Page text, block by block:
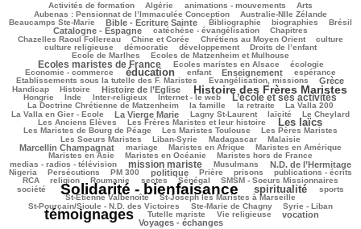
Activités de formation Algérie animations - mouvements Arts
Aubenas : Pensionnat de l’Immaculée Conception
54/2447 Australie-Nlle Zélande
73/2447
Beaucamps Ste-Marie
529/2447 Bible - Ecriture Sainte
39/2447 Bibliographie
428/2447 biographies
105/2447 Brésil
713/2447
Catalogne - Espagne catéchèse - évangélisation Chapitres
Chazelles Raoul Follereau
99/2447 Chine et Corée
245/2447 Chrétiens au Moyen Orient
288/2447 culture
30/2447
culture religieuse
démocratie développement Droits de l’enfant
Ecole de Marlhes
Ecoles de Matzenheim et Mulhouse
Ecoles maristes de France
179/2447 Ecoles maristes en Alsace
357/2447 écologie
112/2447
Economie - commerce
1296/2447 éducation
117/2447 enfant
636/2447 Enseignement
180/2447 espérance
65/2447
Etablissements sous la tutelle des F. Maristes
166/2447 Evangélisation, missions
777/2447 Grèce
55/2447
Handicap
196/2447 Histoire
670/2447 Histoire de l’Eglise
1431/2447 Histoire des Frères Maristes
118/2447
Hongrie
29/2447 Inde
72/2447 Inter-religieux
162/2447 Internet - le web
951/2447 L’école et ses activités
38/2447
La Doctrine Chrétienne de Matzenheim
271/2447 la famille
87/2447 la retraite
26/2447 La Valla 200
91/2447
La Valla en Gier - Ecole
638/2447 La Vierge Marie
309/2447 Lagny St-Laurent
273/2447 laïcité
224/2447 Le Cheylard
52/2447
Les Anciens Elèves
122/2447 Les Frères Maristes et leur histoire
1293/2447 Les laïcs
472/2447
Les Maristes de Bourg de Péage
195/2447 Les Maristes Toulouse
468/2447 Les Pères Maristes
393/2447
Les Soeurs Maristes
Liban-Syrie Madagascar Malaisie
Marcellin Champagnat
25/2447 mariage
326/2447 Maristes en Afrique
253/2447 Maristes en Amérique
275/2447
Maristes en Asie
Maristes en Océanie Maristes hors de France
medias - radios - télévision
919/2447 mission mariste
44/2447 Musulmans
655/2447 N.D. de l’Hermitage
51/2447
Nigeria
153/2447 Persécutions
125/2447 PM 300
571/2447 politique
185/2447 Prière
98/2447 prisons
242/2447 publications - écrits
146/2447
RCA
157/2447 religion
44/2447 Roumanie
42/2447 sectes
60/2447 Sénégal
339/2447 SMSM - Soeurs Missionnaires
241/2447
société
2447/2447 Solidarité - bienfaisance
1205/2447 spiritualité
239/2447 sports
146/2447
St-Etienne Valbenoîte
St-Joseph les Maristes à Marseille
St-Pourçain/Sioule - N.D. des Victoires
53/2447 Ste-Marie de Chagny
32/2447 Syrie - Liban
2188/2447
témoignages Tutelle mariste Vie religieuse vocation
Voyages - échanges